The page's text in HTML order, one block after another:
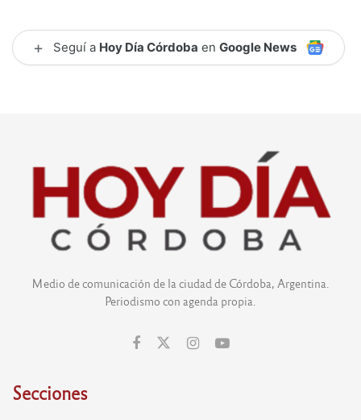
+ Seguí a Hoy Día Córdoba en Google News
Medio de comunicación de la ciudad de Córdoba, Argentina.
Periodismo con agenda propia.
Secciones